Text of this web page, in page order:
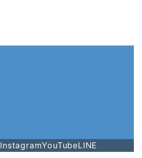
InstagramYouTubeLINE